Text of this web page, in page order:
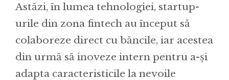
Astăzi, în lumea tehnologiei, startup-
urile din zona fintech au început să
colaboreze direct cu băncile, iar acestea
din urmă să inoveze intern pentru a-și
adapta caracteristicile la nevoile